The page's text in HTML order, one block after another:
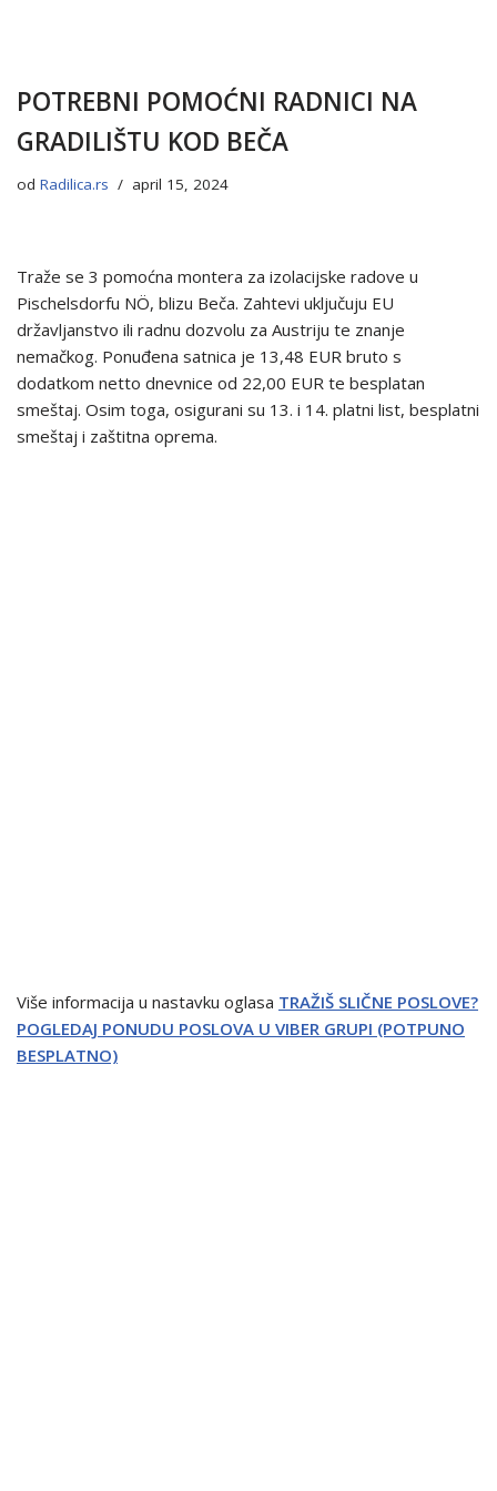
POTREBNI POMOĆNI RADNICI NA
GRADILIŠTU KOD BEČA
od Radilica.rs april 15, 2024
Traže se 3 pomoćna montera za izolacijske radove u
Pischelsdorfu NÖ, blizu Beča. Zahtevi uključuju EU
državljanstvo ili radnu dozvolu za Austriju te znanje
nemačkog. Ponuđena satnica je 13,48 EUR bruto s
dodatkom netto dnevnice od 22,00 EUR te besplatan
smeštaj. Osim toga, osigurani su 13. i 14. platni list, besplatni
smeštaj i zaštitna oprema.
Više informacija u nastavku oglasa TRAŽIŠ SLIČNE POSLOVE?
POGLEDAJ PONUDU POSLOVA U VIBER GRUPI (POTPUNO
BESPLATNO)